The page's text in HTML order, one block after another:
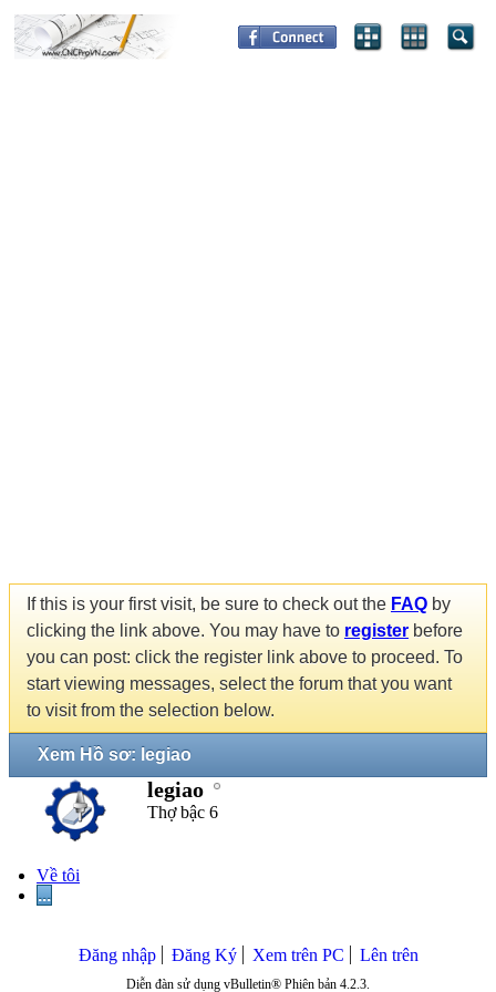
If this is your first visit, be sure to check out the FAQ by
clicking the link above. You may have to register before
you can post: click the register link above to proceed. To
start viewing messages, select the forum that you want
to visit from the selection below.
Xem Hồ sơ: legiao
legiao
Thợ bậc 6
Về tôi
...
Đăng nhập Đăng Ký Xem trên PC Lên trên
Diễn đàn sử dụng vBulletin® Phiên bản 4.2.3.